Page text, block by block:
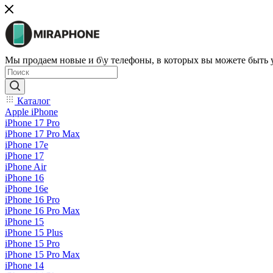
Мы продаем новые и б\у телефоны, в которых вы можете быть
Каталог
Apple iPhone
iPhone 17 Pro
iPhone 17 Pro Max
iPhone 17e
iPhone 17
iPhone Air
iPhone 16
iPhone 16e
iPhone 16 Pro
iPhone 16 Pro Max
iPhone 15
iPhone 15 Plus
iPhone 15 Pro
iPhone 15 Pro Max
iPhone 14